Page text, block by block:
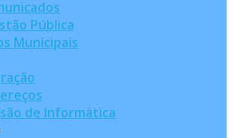
Pública
Municipais
de Informática